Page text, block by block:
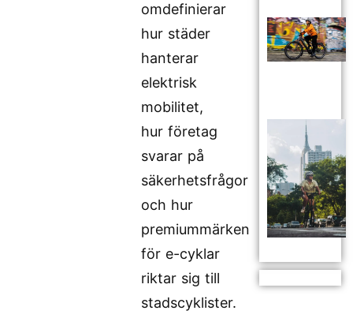
omdefinierar
hur städer
hanterar
elektrisk
mobilitet,
hur företag
svarar på
säkerhetsfrågor
och hur
premiummärken
för e-cyklar
riktar sig till
stadscyklister.